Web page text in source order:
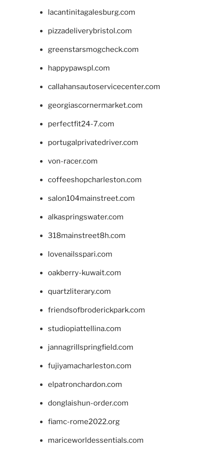
lacantinitagalesburg.com
pizzadeliverybristol.com
greenstarsmogcheck.com
happypawspl.com
callahansautoservicecenter.com
georgiascornermarket.com
perfectfit24-7.com
portugalprivatedriver.com
von-racer.com
coffeeshopcharleston.com
salon104mainstreet.com
alkaspringswater.com
318mainstreet8h.com
lovenailsspari.com
oakberry-kuwait.com
quartzliterary.com
friendsofbroderickpark.com
studiopiattellina.com
jannagrillspringfield.com
fujiyamacharleston.com
elpatronchardon.com
donglaishun-order.com
fiamc-rome2022.org
mariceworldessentials.com